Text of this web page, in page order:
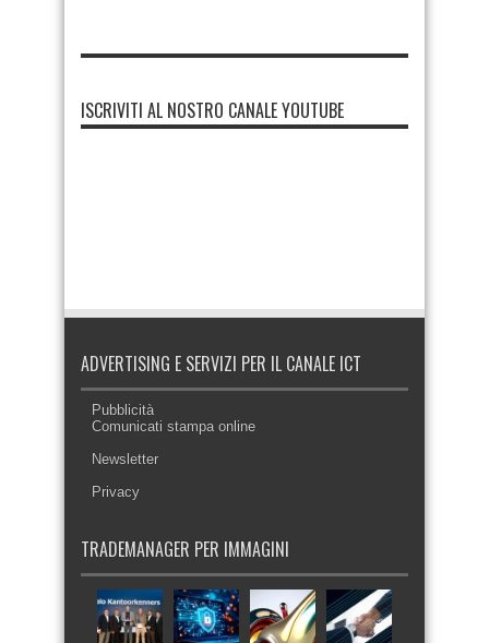
ISCRIVITI AL NOSTRO CANALE YOUTUBE
ADVERTISING E SERVIZI PER IL CANALE ICT
Pubblicità
Comunicati stampa online
Newsletter
Privacy
TRADEMANAGER PER IMMAGINI